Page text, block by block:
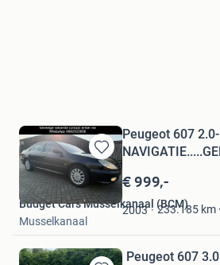
Bewaren
in
Mijn
Favorieten
Peugeot 607
€ 999,-
2003 233.185 km
Budget Cars Musselkanaal (BCM)
Musselkanaal
Peugeot 607